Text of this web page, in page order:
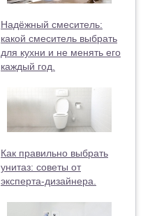
Надёжный смеситель:
какой смеситель выбрать
для кухни и не менять его
каждый год.
Как правильно выбрать
унитаз: советы от
эксперта-дизайнера.